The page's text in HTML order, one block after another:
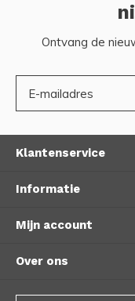
Ontvang de
Klantenservice
Informatie
Mijn account
Over ons